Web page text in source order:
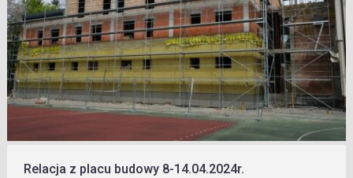
Relacja z placu budowy 8-14.04.2024r.